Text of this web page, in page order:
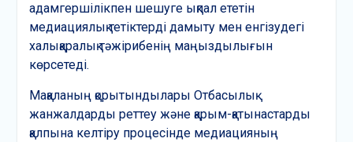
адамгершілікпен шешуге ықпал ететін
медиациялық тетіктерді дамыту мен енгізудегі
халықаралық тәжірибенің маңыздылығын
көрсетеді.
Мақаланың қорытындылары Отбасылық
жанжалдарды реттеу және қарым-қатынастарды
қалпына келтіру процесінде медиацияның